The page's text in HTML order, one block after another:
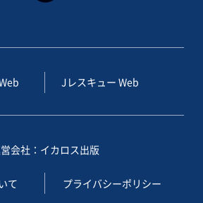
Jレスキュー Web
会社：イカロス出版
て プライバシーポリシー